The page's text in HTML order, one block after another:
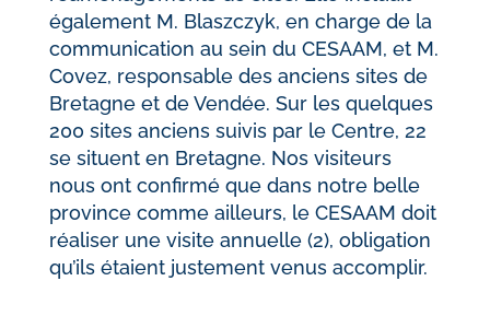
également M. Blaszczyk, en charge de la
communication au sein du CESAAM, et M.
Covez, responsable des anciens sites de
Bretagne et de Vendée. Sur les quelques
200 sites anciens suivis par le Centre, 22
se situent en Bretagne. Nos visiteurs
nous ont confirmé que dans notre belle
province comme ailleurs, le CESAAM doit
réaliser une visite annuelle (2), obligation
qu’ils étaient justement venus accomplir.